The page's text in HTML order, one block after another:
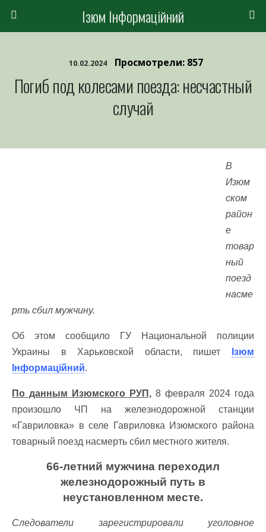
Ізюм Інформаційний
10.02.2024 Просмотрели: 857
Погиб под колесами поезда: несчастный
случай
В
Изюм
ском
район
е
товар
ный
поезд
насме
рть сбил мужчину.
Об этом сообщило ГУ Национальной полиции
Украины в Харьковской области, пишет
Ізюм
Інформаційний.
По данным Изюмского РУП, 8 февраля 2024 года
произошло ЧП на железнодорожной станции
«Гавриловка» в селе Гавриловка Изюмского района
товарный поезд насмерть сбил местного жителя.
66-летний мужчина переходил
железнодорожный путь в
неустановленном месте.
Следователи зарегистрировали уголовное